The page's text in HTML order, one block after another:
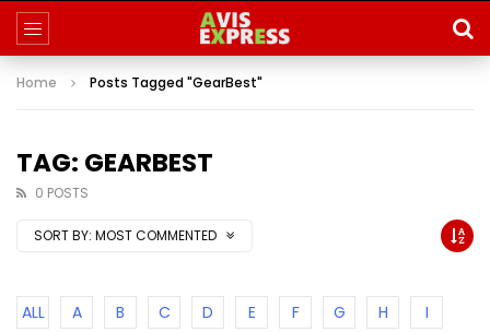
Home Posts Tagged "GearBest"
TAG: GEARBEST
0 POSTS
SORT BY: MOST COMMENTED
ALL A B C D E F G H
I